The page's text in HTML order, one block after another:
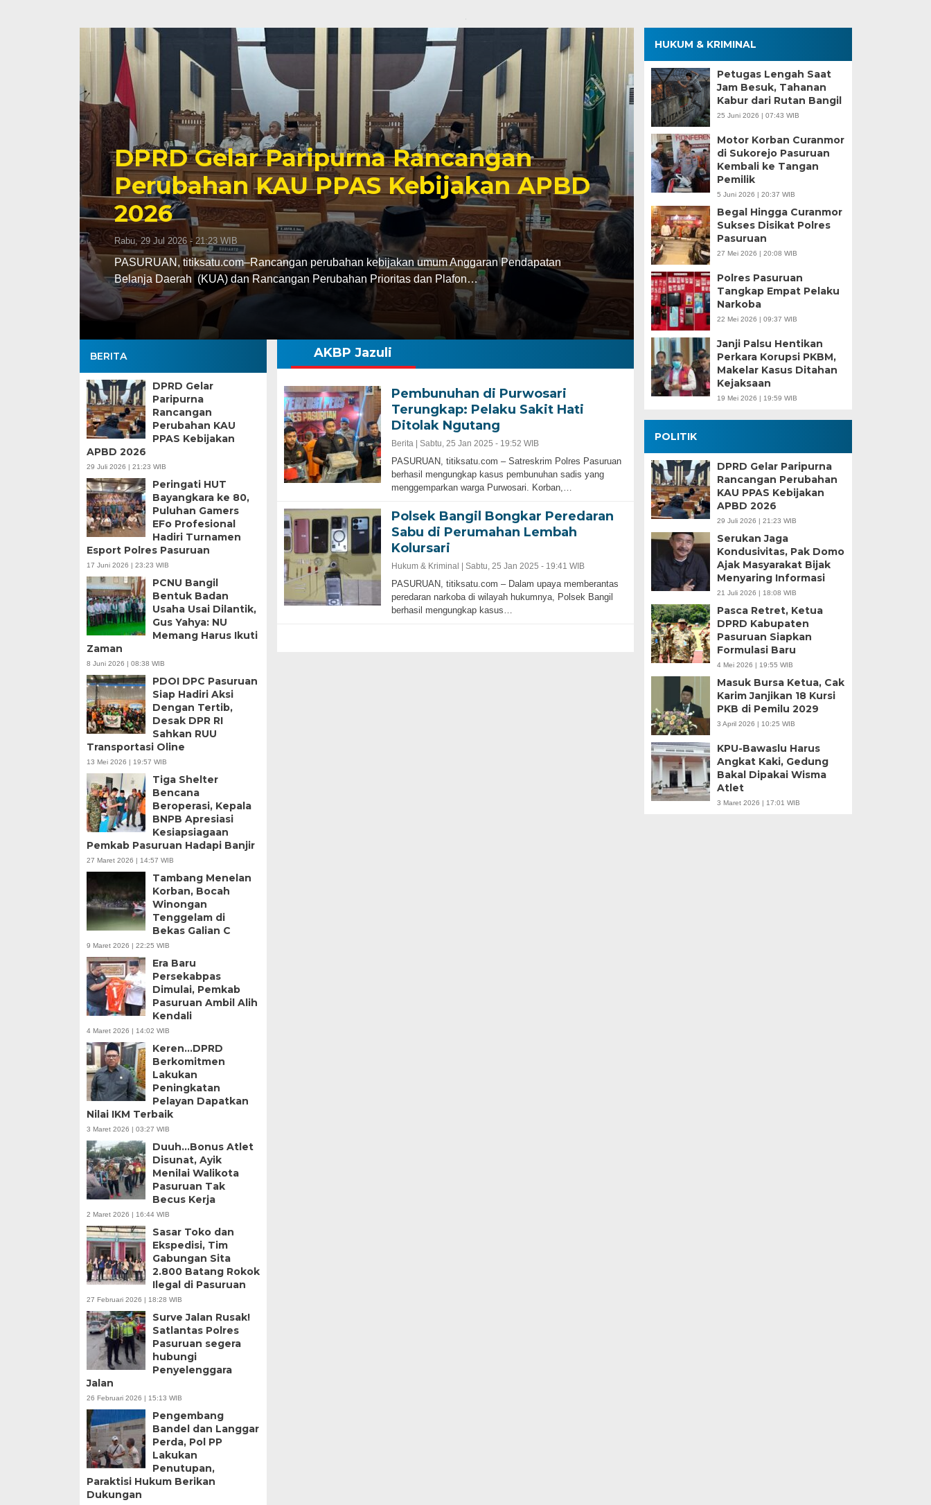
DPRD Gelar Paripurna Rancangan
Perubahan KAU PPAS Kebijakan APBD
2026
Rabu, 29 Jul 2026 - 21:23 WIB
PASURUAN, titiksatu.com–Rancangan perubahan kebijakan umum Anggaran Pendapatan
Belanja Daerah (KUA) dan Rancangan Perubahan Prioritas dan Plafon…
BERITA
DPRD Gelar
Paripurna
Rancangan
Perubahan KAU
PPAS Kebijakan
APBD 2026
29 Juli 2026 | 21:23 WIB
Peringati HUT
Bayangkara ke 80,
Puluhan Gamers
EFo Profesional
Hadiri Turnamen
Esport Polres Pasuruan
17 Juni 2026 | 23:23 WIB
PCNU Bangil
Bentuk Badan
Usaha Usai Dilantik,
Gus Yahya: NU
Memang Harus Ikuti
Zaman
8 Juni 2026 | 08:38 WIB
PDOI DPC Pasuruan
Siap Hadiri Aksi
Dengan Tertib,
Desak DPR RI
Sahkan RUU
Transportasi Oline
13 Mei 2026 | 19:57 WIB
Tiga Shelter
Bencana
Beroperasi, Kepala
BNPB Apresiasi
Kesiapsiagaan
Pemkab Pasuruan Hadapi Banjir
27 Maret 2026 | 14:57 WIB
Tambang Menelan
Korban, Bocah
Winongan
Tenggelam di
Bekas Galian C
9 Maret 2026 | 22:25 WIB
Era Baru
Persekabpas
Dimulai, Pemkab
Pasuruan Ambil Alih
Kendali
4 Maret 2026 | 14:02 WIB
Keren…DPRD
Berkomitmen
Lakukan
Peningkatan
Pelayan Dapatkan
Nilai IKM Terbaik
3 Maret 2026 | 03:27 WIB
Duuh…Bonus Atlet
Disunat, Ayik
Menilai Walikota
Pasuruan Tak
Becus Kerja
2 Maret 2026 | 16:44 WIB
Sasar Toko dan
Ekspedisi, Tim
Gabungan Sita
2.800 Batang Rokok
Ilegal di Pasuruan
27 Februari 2026 | 18:28 WIB
Surve Jalan Rusak!
Satlantas Polres
Pasuruan segera
hubungi
Penyelenggara
Jalan
26 Februari 2026 | 15:13 WIB
Pengembang
Bandel dan Langgar
Perda, Pol PP
Lakukan
Penutupan,
Paraktisi Hukum Berikan
Dukungan
AKBP Jazuli
Pembunuhan di Purwosari
Terungkap: Pelaku Sakit Hati
Ditolak Ngutang
Berita | Sabtu, 25 Jan 2025 - 19:52 WIB
PASURUAN, titiksatu.com – Satreskrim Polres Pasuruan
berhasil mengungkap kasus pembunuhan sadis yang
menggemparkan warga Purwosari. Korban,…
Polsek Bangil Bongkar Peredaran
Sabu di Perumahan Lembah
Kolursari
Hukum & Kriminal | Sabtu, 25 Jan 2025 - 19:41 WIB
PASURUAN, titiksatu.com – Dalam upaya memberantas
peredaran narkoba di wilayah hukumnya, Polsek Bangil
berhasil mengungkap kasus…
HUKUM & KRIMINAL
Petugas Lengah Saat
Jam Besuk, Tahanan
Kabur dari Rutan Bangil
25 Juni 2026 | 07:43 WIB
Motor Korban Curanmor
di Sukorejo Pasuruan
Kembali ke Tangan
Pemilik
5 Juni 2026 | 20:37 WIB
Begal Hingga Curanmor
Sukses Disikat Polres
Pasuruan
27 Mei 2026 | 20:08 WIB
Polres Pasuruan
Tangkap Empat Pelaku
Narkoba
22 Mei 2026 | 09:37 WIB
Janji Palsu Hentikan
Perkara Korupsi PKBM,
Makelar Kasus Ditahan
Kejaksaan
19 Mei 2026 | 19:59 WIB
POLITIK
DPRD Gelar Paripurna
Rancangan Perubahan
KAU PPAS Kebijakan
APBD 2026
29 Juli 2026 | 21:23 WIB
Serukan Jaga
Kondusivitas, Pak Domo
Ajak Masyarakat Bijak
Menyaring Informasi
21 Juli 2026 | 18:08 WIB
Pasca Retret, Ketua
DPRD Kabupaten
Pasuruan Siapkan
Formulasi Baru
4 Mei 2026 | 19:55 WIB
Masuk Bursa Ketua, Cak
Karim Janjikan 18 Kursi
PKB di Pemilu 2029
3 April 2026 | 10:25 WIB
KPU-Bawaslu Harus
Angkat Kaki, Gedung
Bakal Dipakai Wisma
Atlet
3 Maret 2026 | 17:01 WIB